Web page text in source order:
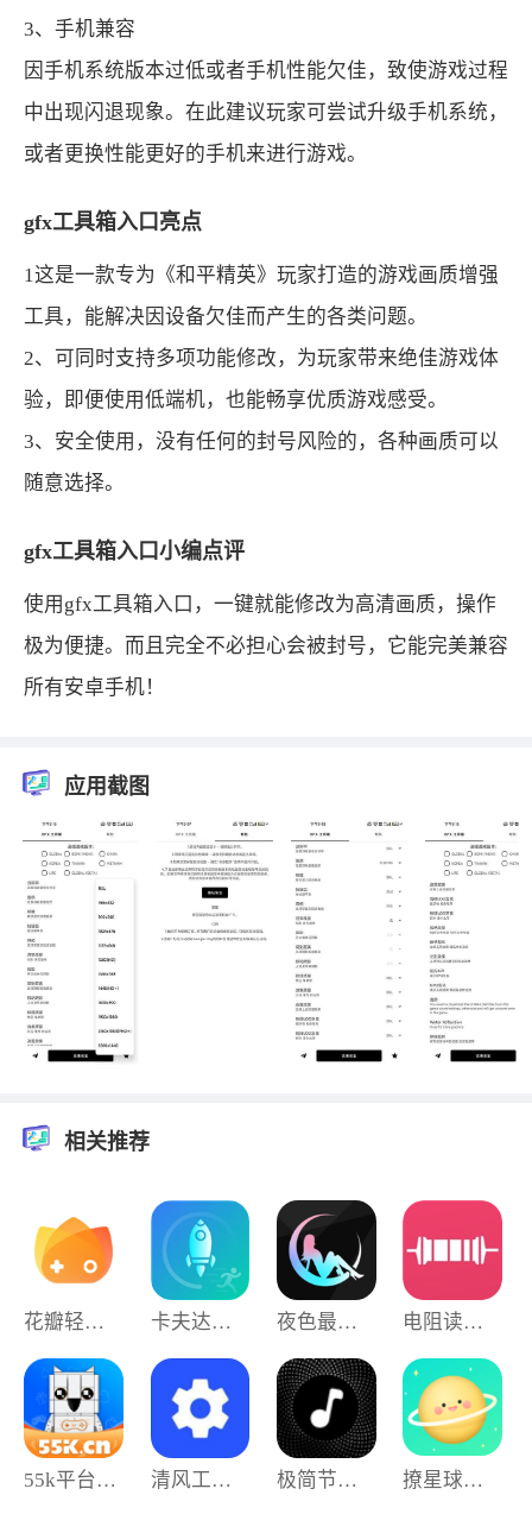
3、手机兼容
因手机系统版本过低或者手机性能欠佳，致使游戏过程
中出现闪退现象。在此建议玩家可尝试升级手机系统，
或者更换性能更好的手机来进行游戏。
gfx工具箱入口亮点
1这是一款专为《和平精英》玩家打造的游戏画质增强
工具，能解决因设备欠佳而产生的各类问题。
2、可同时支持多项功能修改，为玩家带来绝佳游戏体
验，即便使用低端机，也能畅享优质游戏感受。
3、安全使用，没有任何的封号风险的，各种画质可以
随意选择。
gfx工具箱入口小编点评
使用gfx工具箱入口，一键就能修改为高清画质，操作
极为便捷。而且完全不必担心会被封号，它能完美兼容
所有安卓手机！
应用截图
相关推荐
花瓣轻游安卓版 卡夫达人安卓直装版 夜色最新免费版 电阻读值免费版
55k平台手机免费版 清风工具箱无广告版 极简节拍器免费原版 撩星球最新免费版